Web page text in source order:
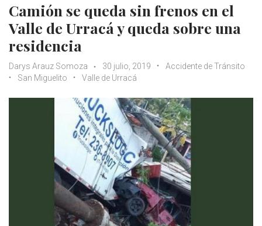
Camión se queda sin frenos en el
Valle de Urracá y queda sobre una
residencia
Darys Arauz Somoza 30 julio, 2019
Accidente de Tránsito
San Miguelito
Valle de Urracá